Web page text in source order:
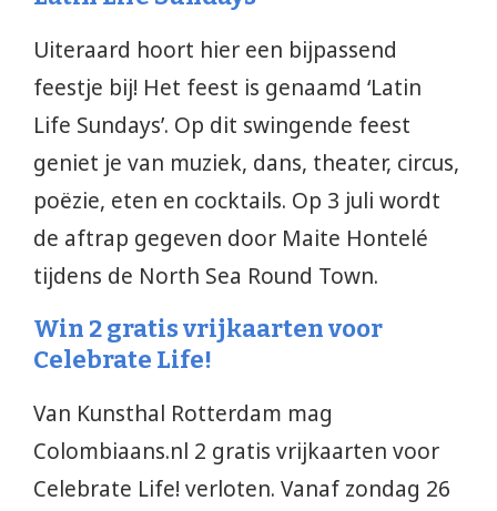
Uiteraard hoort hier een bijpassend
feestje bij! Het feest is genaamd ‘Latin
Life Sundays’. Op dit swingende feest
geniet je van muziek, dans, theater, circus,
poëzie, eten en cocktails. Op 3 juli wordt
de aftrap gegeven door Maite Hontelé
tijdens de North Sea Round Town.
Win 2 gratis vrijkaarten voor
Celebrate Life!
Van Kunsthal Rotterdam mag
Colombiaans.nl 2 gratis vrijkaarten voor
Celebrate Life! verloten. Vanaf zondag 26